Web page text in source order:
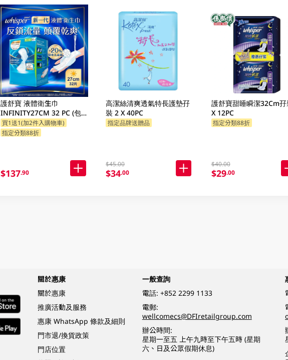
護舒寶 液體衛生巾
INFINITY27CM 32 PC (包裝
隨機發放)
買1送1(加2件入購物車)
指定分類88折
$137.90
高潔絲清爽透氣特長護墊孖
裝 2 X 40PC
指定品牌送贈品
$45.00
$34.00
護舒寶甜睡瞬潔32Cm
X 12PC
指定分類88折
$40.00
$29.00
關於惠康
關於惠康
推廣活動及服務
惠康 WhatsApp 條款及細則
門市退/換貨政策
門店位置
一般查詢
電話: +852 2299 1133
電郵:
wellcomecs@DFIretailgroup.com
辦公時間:
星期一至五 上午九時至下午五時 (星期
六、日及公眾假期休息)